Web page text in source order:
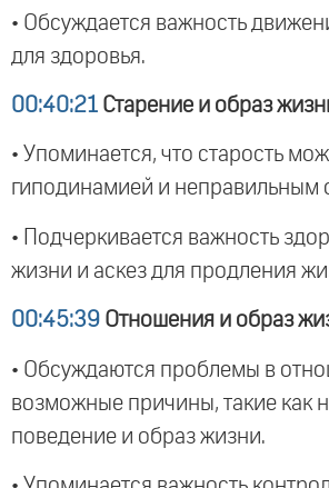
• Обсуждается важность
для здоровья.
00:40:21 Старение и образ
• Упоминается, что старость
гиподинамией и неправильным
• Подчеркивается важность
жизни и аскез для продления
00:45:39 Отношения и образ
• Обсуждаются проблемы в
возможные причины, такие как
поведение и образ жизни.